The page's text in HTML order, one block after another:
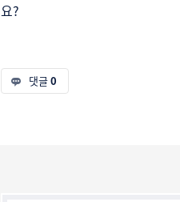
요?
댓글0